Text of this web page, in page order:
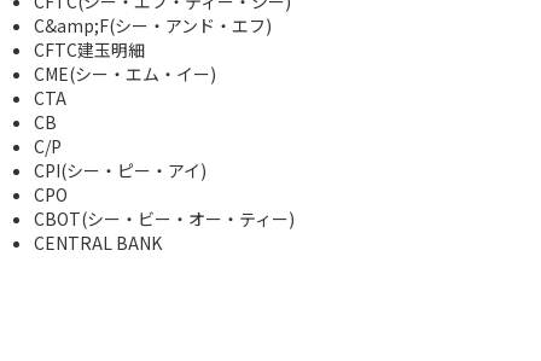
C&amp;F(シー・アンド・エフ)
CFTC建玉明細
CME(シー・エム・イー)
CTA
CB
C/P
CPI(シー・ピー・アイ)
CPO
CBOT(シー・ビー・オー・ティー)
CENTRAL BANK